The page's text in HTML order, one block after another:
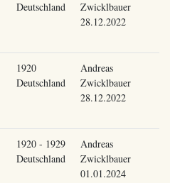
Deutschland
Zwicklbauer
28.12.2022
1920
Deutschland
Andreas
Zwicklbauer
28.12.2022
1920 - 1929
Deutschland
Andreas
Zwicklbauer
01.01.2024